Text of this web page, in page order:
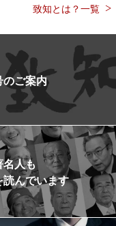
致知とは？一覧
ご案内
人も
んでいます